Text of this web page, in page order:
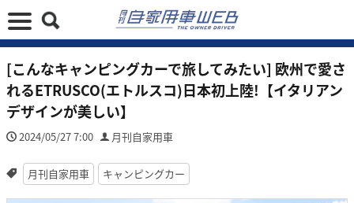
[こんなキャンピングカーで旅してみたい] 欧州で愛さ
れるETRUSCO(エトルスコ)日本初上陸!【イタリアン
デザインが美しい】
2024/05/27 7:00 月刊自家用車
月刊自家用車 キャンピングカー